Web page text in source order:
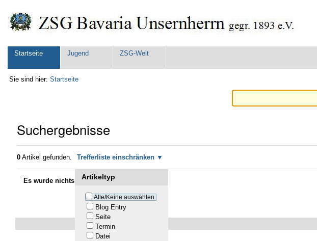
zum
Inhalt
|
zur
Navigation
Werkzeuge
Sektionen
Startseite Jugend ZSG-Welt
Sie sind hier: Startseite
Suchergebnisse
0 Artikel gefunden. Trefferliste einschränken
Artikeltyp
Alle/Keine auswählen
Blog Entry
Seite
Termin
Datei
Es wurde nichts gefunden.